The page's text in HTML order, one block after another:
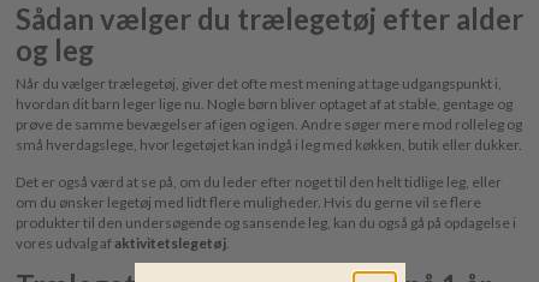
Sådan vælger du trælegetøj efter alder
og leg
Når du vælger trælegetøj, giver det ofte mest mening at tage udgangspunkt i,
hvordan dit barn leger lige nu. Nogle børn bliver optaget af at stable, gentage og
prøve de samme bevægelser af igen og igen. Andre søger mere mod rolleleg og
små hverdagslege, hvor legetøjet kan indgå i leg med køkken, butik eller dukker.
Det er også værd at se på, om du leder efter noget til den helt tidlige leg, eller
om du ønsker legetøj med lidt flere muligheder. Hvis du gerne vil se flere
produkter til den undersøgende og sansende leg, kan du også gå på opdagelse i
vores udvalg afaktivitetslegetøj.